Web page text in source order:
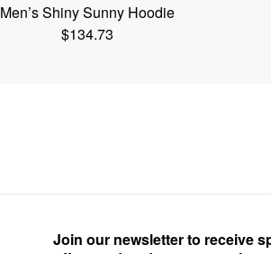
Men’s Shiny Sunny Hoodie
$134.73
Join our newsletter to receive